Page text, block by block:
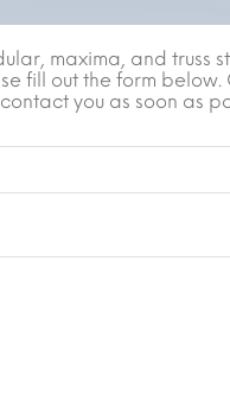
maxima, and truss
fill out the form below.
you as soon as